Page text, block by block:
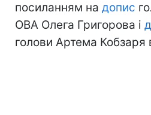
посиланням на допис
ОВА Олега Григорова і
голови Артема Кобзаря